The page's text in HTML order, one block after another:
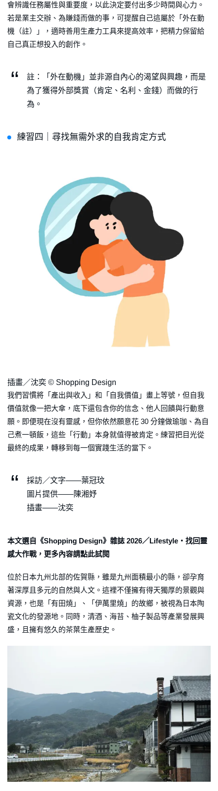
會辨識任務屬性與重要度，以此決定要付出多少時間與心力。
若是業主交辦、為賺錢而做的事，可提醒自己這屬於「外在動
機（註）」，適時善用生產力工具來提高效率，把精力保留給
自己真正想投入的創作。
註：「外在動機」並非源自內心的渴望與興趣，而是
為了獲得外部獎賞（肯定、名利、金錢）而做的行
為。
練習四｜尋找無需外求的自我肯定方式
插畫／沈奕 © Shopping Design
我們習慣將「產出與收入」和「自我價值」畫上等號，但自我
價值就像一把大傘，底下還包含你的信念、他人回饋與行動意
願。即便現在沒有靈感，但你依然願意花 30 分鐘做瑜珈、為自
己煮一頓飯，這些「行動」本身就值得被肯定。練習把目光從
最終的成果，轉移到每一個實踐生活的當下。
採訪／文字——葉冠玟
圖片提供——陳湘妤
插畫——沈奕
本文選自《Shopping Design》雜誌 2026／Lifestyle・找回靈
感大作戰，更多內容請點此試閱
位於日本九州北部的佐賀縣，雖是九州面積最小的縣，卻孕育
著深厚且多元的自然與人文。這裡不僅擁有得天獨厚的景觀與
資源，也是「有田燒」、「伊萬里燒」的故鄉，被視為日本陶
瓷文化的發源地。同時，清酒、海苔、柚子製品等產業發展興
盛，且擁有悠久的茶葉生產歷史。